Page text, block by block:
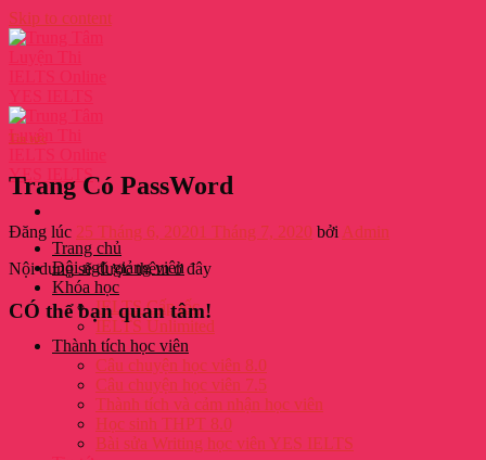
Skip to content
Trang chủ
Đội ngũ giảng viên
Khóa học
IELTS Cấp tốc
IELTS Unlimited
Thành tích học viên
Câu chuyện học viên 8.0
Câu chuyện học viên 7.5
Thành tích và cảm nhận học viên
Học sinh THPT 8.0
Bài sửa Writing học viên YES IELTS
Tin tức
Trang Có PassWord
Đăng lúc 25 Tháng 6, 2020 1 Tháng 7, 2020 bởi Admin
Nội dung sẽ được thêm ở đây
CÓ thể bạn quan tâm!